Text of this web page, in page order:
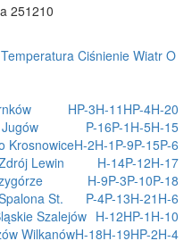
251210
Temperatura Ciśnienie Wiatr O
H-20
HP-4
H-11
HP-3
H-15
H-5
P-1
Jugów
P-16
P-6
P-15
P-9
H-1
KrosnowiceH-2
H-17
P-12
H-14
Lewin
P-18
P-10
P-3
H-9
H-6
H-21
P-13
P-4
St.
H-10
HP-1
H-12
Szalejów
H-4
HP-2
H-19
H-18
Wilkanów